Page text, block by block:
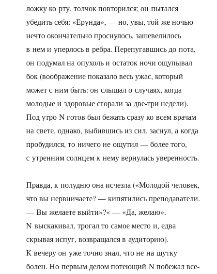
ложку ко рту, толчок повторился; он пытался
убедить себя: «Ерунда», — но, увы, той же ночью
нечто окончательно проснулось, зашевелилось
в нем и уперлось в ребра. Перепугавшись до пота,
он подумал на опухоль и остаток ночи ощупывал
бок (воображение показало весь ужас, который
может с ним быть: он слышал о случаях, когда
молодые и здоровые сгорали за две-три недели).
Под утро N готов был бежать сразу ко всем врачам
на свете, однако, выбившись из сил, заснул, а когда
пробудился, то ничего не ощутил — более того,
с утренним солнцем к нему вернулась уверенность.
Правда, к полудню она исчезла («Молодой человек,
что вы нервничаете? — кипятились преподаватели.
— Вы желаете выйти»?« — «Да, желаю».
N выскакивал, трогал то самое место и, едва
скрывая испуг, возвращался в аудиторию).
К вечеру он уже точно знал, что не на шутку
болен. Но первым делом потеющий N побежал все-